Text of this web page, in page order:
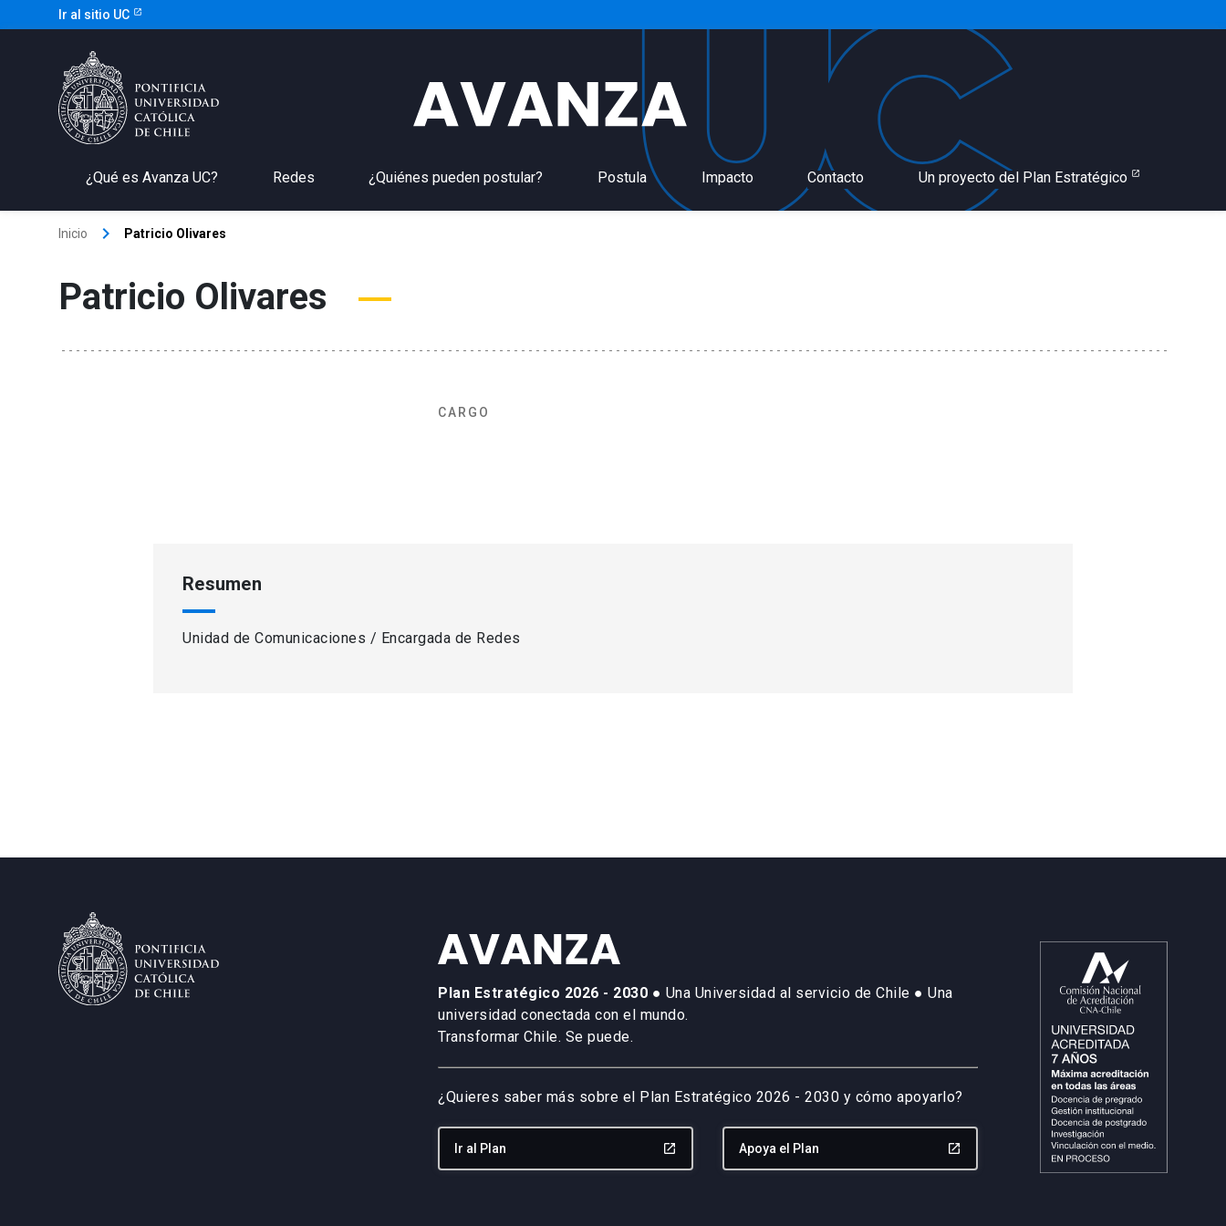
Ir al sitio UC
¿Qué es Avanza UC? Redes ¿Quiénes pueden postular? Postula Impacto Contacto Un proyecto del Plan Estratégico
Inicio keyboard_arrow_right Patricio Olivares
Patricio Olivares
CARGO
Resumen
Unidad de Comunicaciones / Encargada de Redes
Plan Estratégico 2026 - 2030 ● Una Universidad al servicio de Chile ● Una
universidad conectada con el mundo.
Transformar Chile. Se puede.
¿Quieres saber más sobre el Plan Estratégico 2026 - 2030 y cómo apoyarlo?
Ir al Plan launch Apoya el Plan launch